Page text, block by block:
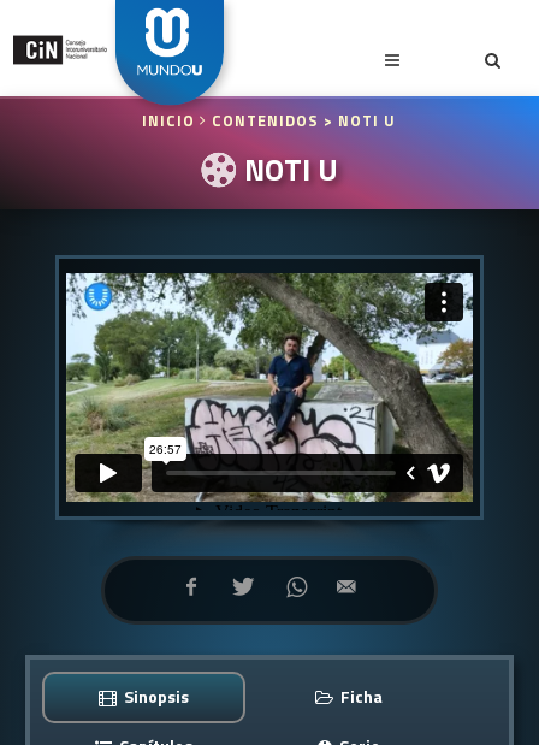
INICIO CONTENIDOS > NOTI U
NOTI U
Sinopsis
Ficha